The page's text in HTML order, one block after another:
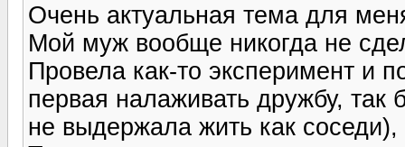
Очень актуальная тема для
Мой муж вообще никогда не
Провела как-то эксперимент и
первая налаживать дружбу,
не выдержала жить как